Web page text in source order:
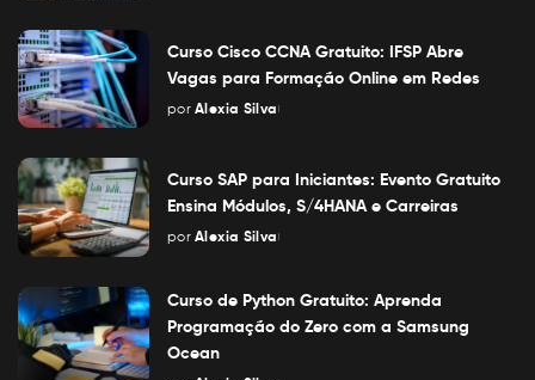
Curso Cisco CCNA Gratuito: IFSP Abre
Vagas para Formação Online em Redes
Posted
por Alexia Silva
Curso SAP para Iniciantes: Evento Gratuito
Ensina Módulos, S/4HANA e Carreiras
Posted
por Alexia Silva
Curso de Python Gratuito: Aprenda
Programação do Zero com a Samsung
Ocean